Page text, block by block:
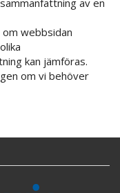
webbsidan
kan jämföras.
om vi behöver